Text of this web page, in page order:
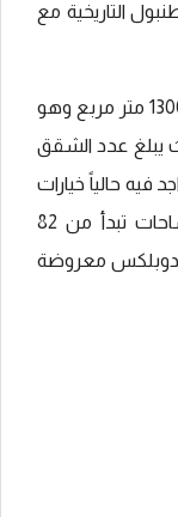
التاريخية مع
تم بناء المشروع على ارض تبلغ مساحتها 1300 متر مربع وهو
11 طابق ، بحيث يبلغ عدد الشقق
فيه حالياً خيارات
من الشقق تبدأ من 1+1 ولغاية 2+1 بمساحات تبدأ من 82
شقق دوبلكس معروضة